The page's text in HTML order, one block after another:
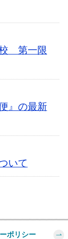
校 第一限
』の最新
いて
ポリシー